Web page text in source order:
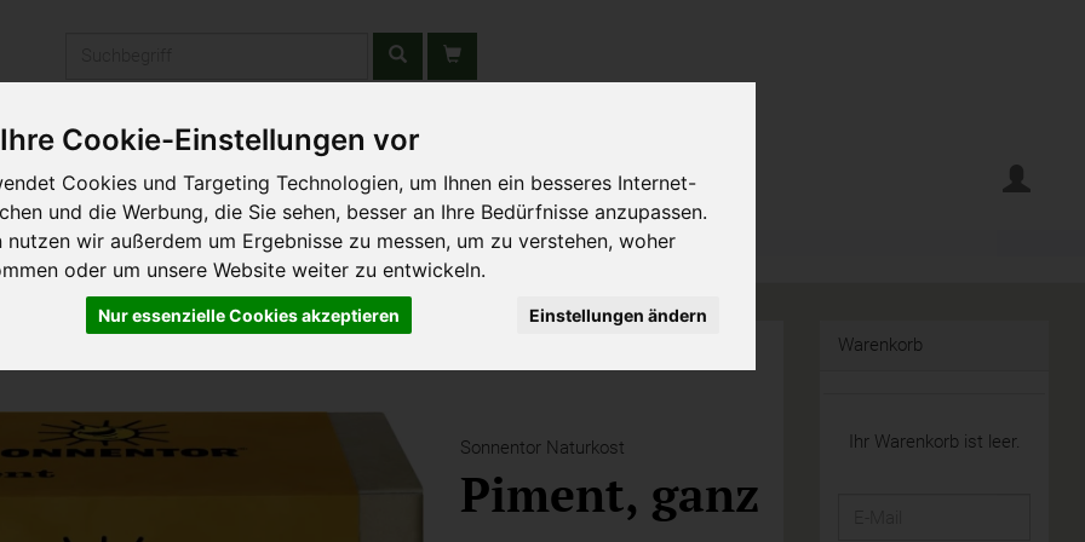
Cookie-Einstellungen vor
Cookies und Targeting Technologien, um Ihnen ein besseres Internet-
und die Werbung, die Sie sehen, besser an Ihre Bedürfnisse anzupassen.
nutzen wir außerdem um Ergebnisse zu messen, um zu verstehen, woher
oder um unsere Website weiter zu entwickeln.
Nur essenzielle Cookies akzeptieren Einstellungen ändern
& Schulen Liefergebiet Wochenmarkt
Sonnentor Naturkost
Piment, ganz
Warenkorb
Ihr Warenkorb ist leer.